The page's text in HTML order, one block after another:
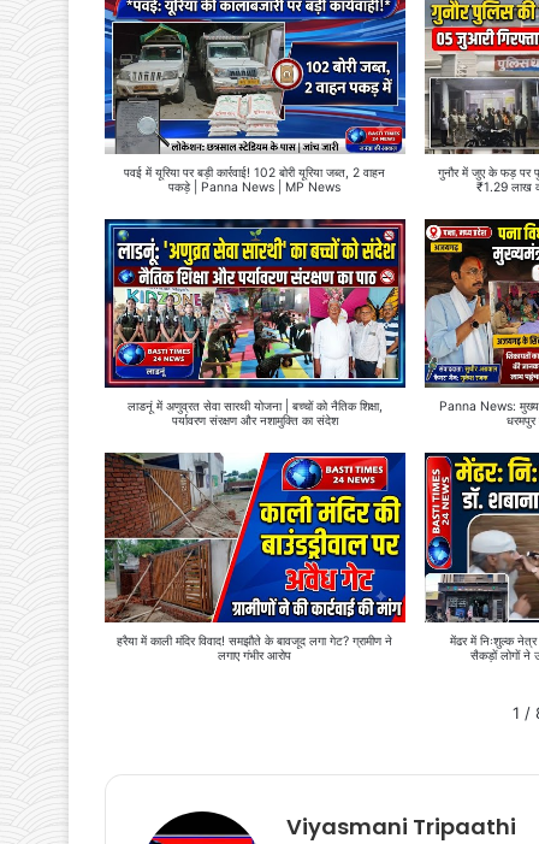
पवई में यूरिया पर बड़ी कार्रवाई! 102 बोरी यूरिया जब्त, 2 वाहन
पकड़े | Panna News | MP News
गुनौर में जुए के फड़ पर
₹1.29 लाख
लाडनूं में अणुव्रत सेवा सारथी योजना | बच्चों को नैतिक शिक्षा,
पर्यावरण संरक्षण और नशामुक्ति का संदेश
Panna News:
धरमपुर
हरैया में काली मंदिर विवाद! समझौते के बावजूद लगा गेट? ग्रामीण ने
लगाए गंभीर आरोप
मेंढर में निःशुल्क नेत्र
सैकड़ों लोगों ने
1 /
Viyasmani Tripaathi